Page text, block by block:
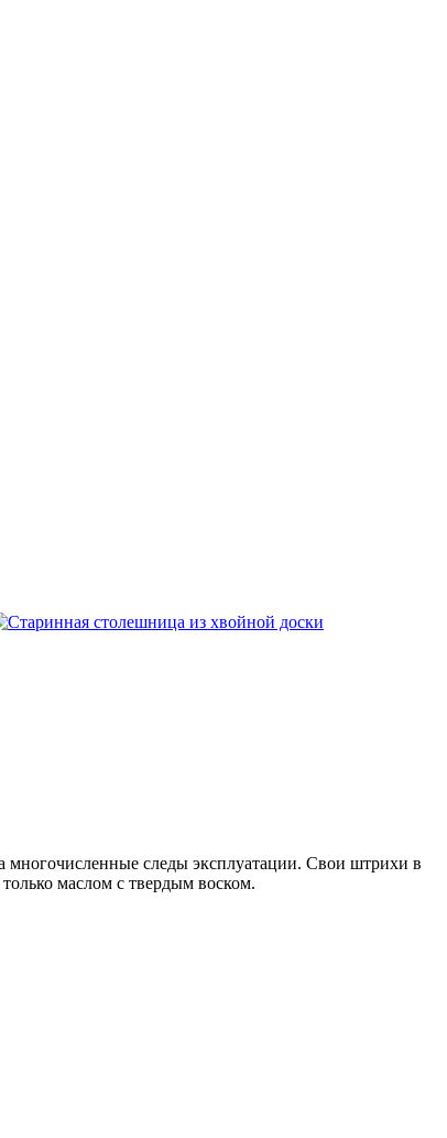
многочисленные следы эксплуатации. Свои штрихи в
маслом с твердым воском.